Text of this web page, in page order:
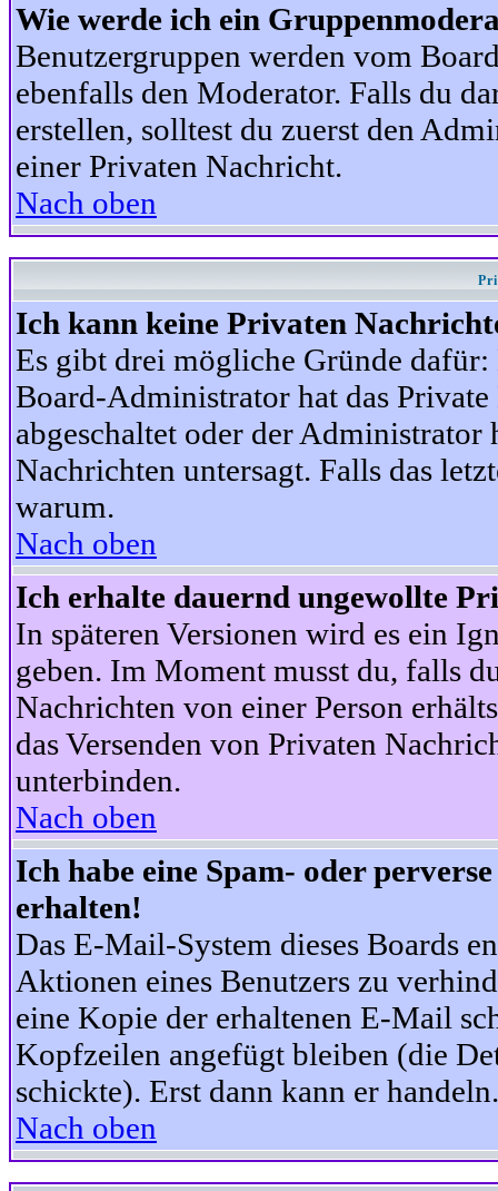
Wie werde ich ein
Benutzergruppen werden vom
ebenfalls den Moderator. Falls du
erstellen, solltest du zuerst den
einer Privaten Nachricht.
Nach oben
Ich kann keine Privaten
Es gibt drei mögliche Gründe
Board-Administrator hat das
abgeschaltet oder der
Nachrichten untersagt. Falls das
warum.
Nach oben
Ich erhalte dauernd ungewollte
In späteren Versionen wird es ein
geben. Im Moment musst du, falls
Nachrichten von einer Person
das Versenden von Privaten
unterbinden.
Nach oben
Ich habe eine Spam- oder
erhalten!
Das E-Mail-System dieses Boards
Aktionen eines Benutzers zu
eine Kopie der erhaltenen E-Mail
Kopfzeilen angefügt bleiben (die
schickte). Erst dann kann er handeln.
Nach oben